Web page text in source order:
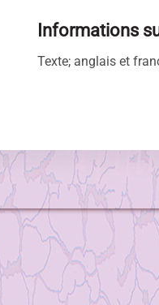
Informations
Texte; anglais et